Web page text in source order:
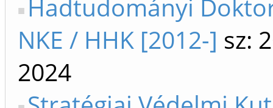
Hadtudományi
NKE / HHK [2012-] sz:
2024